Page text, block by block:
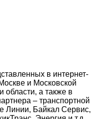
в интернет-
и Московской
области, а также в
– транспортной
Байкал Сервис,